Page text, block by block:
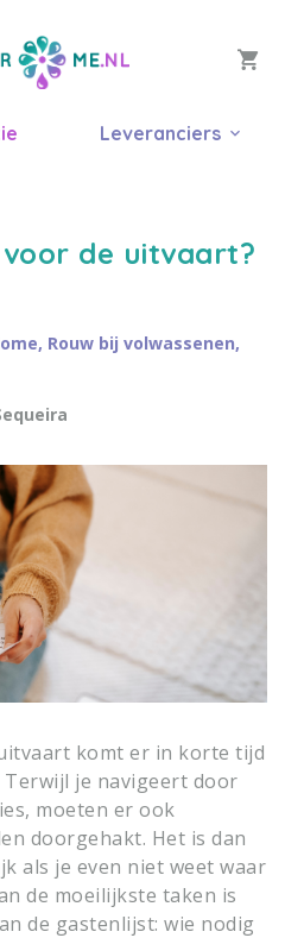
Leveranciers
de uitvaart?
, Rouw bij volwassenen,
komt er in korte tijd
je navigeert door
moeten er ook
doorgehakt. Het is dan
als je even niet weet waar
de moeilijkste taken is
de gastenlijst: wie nodig